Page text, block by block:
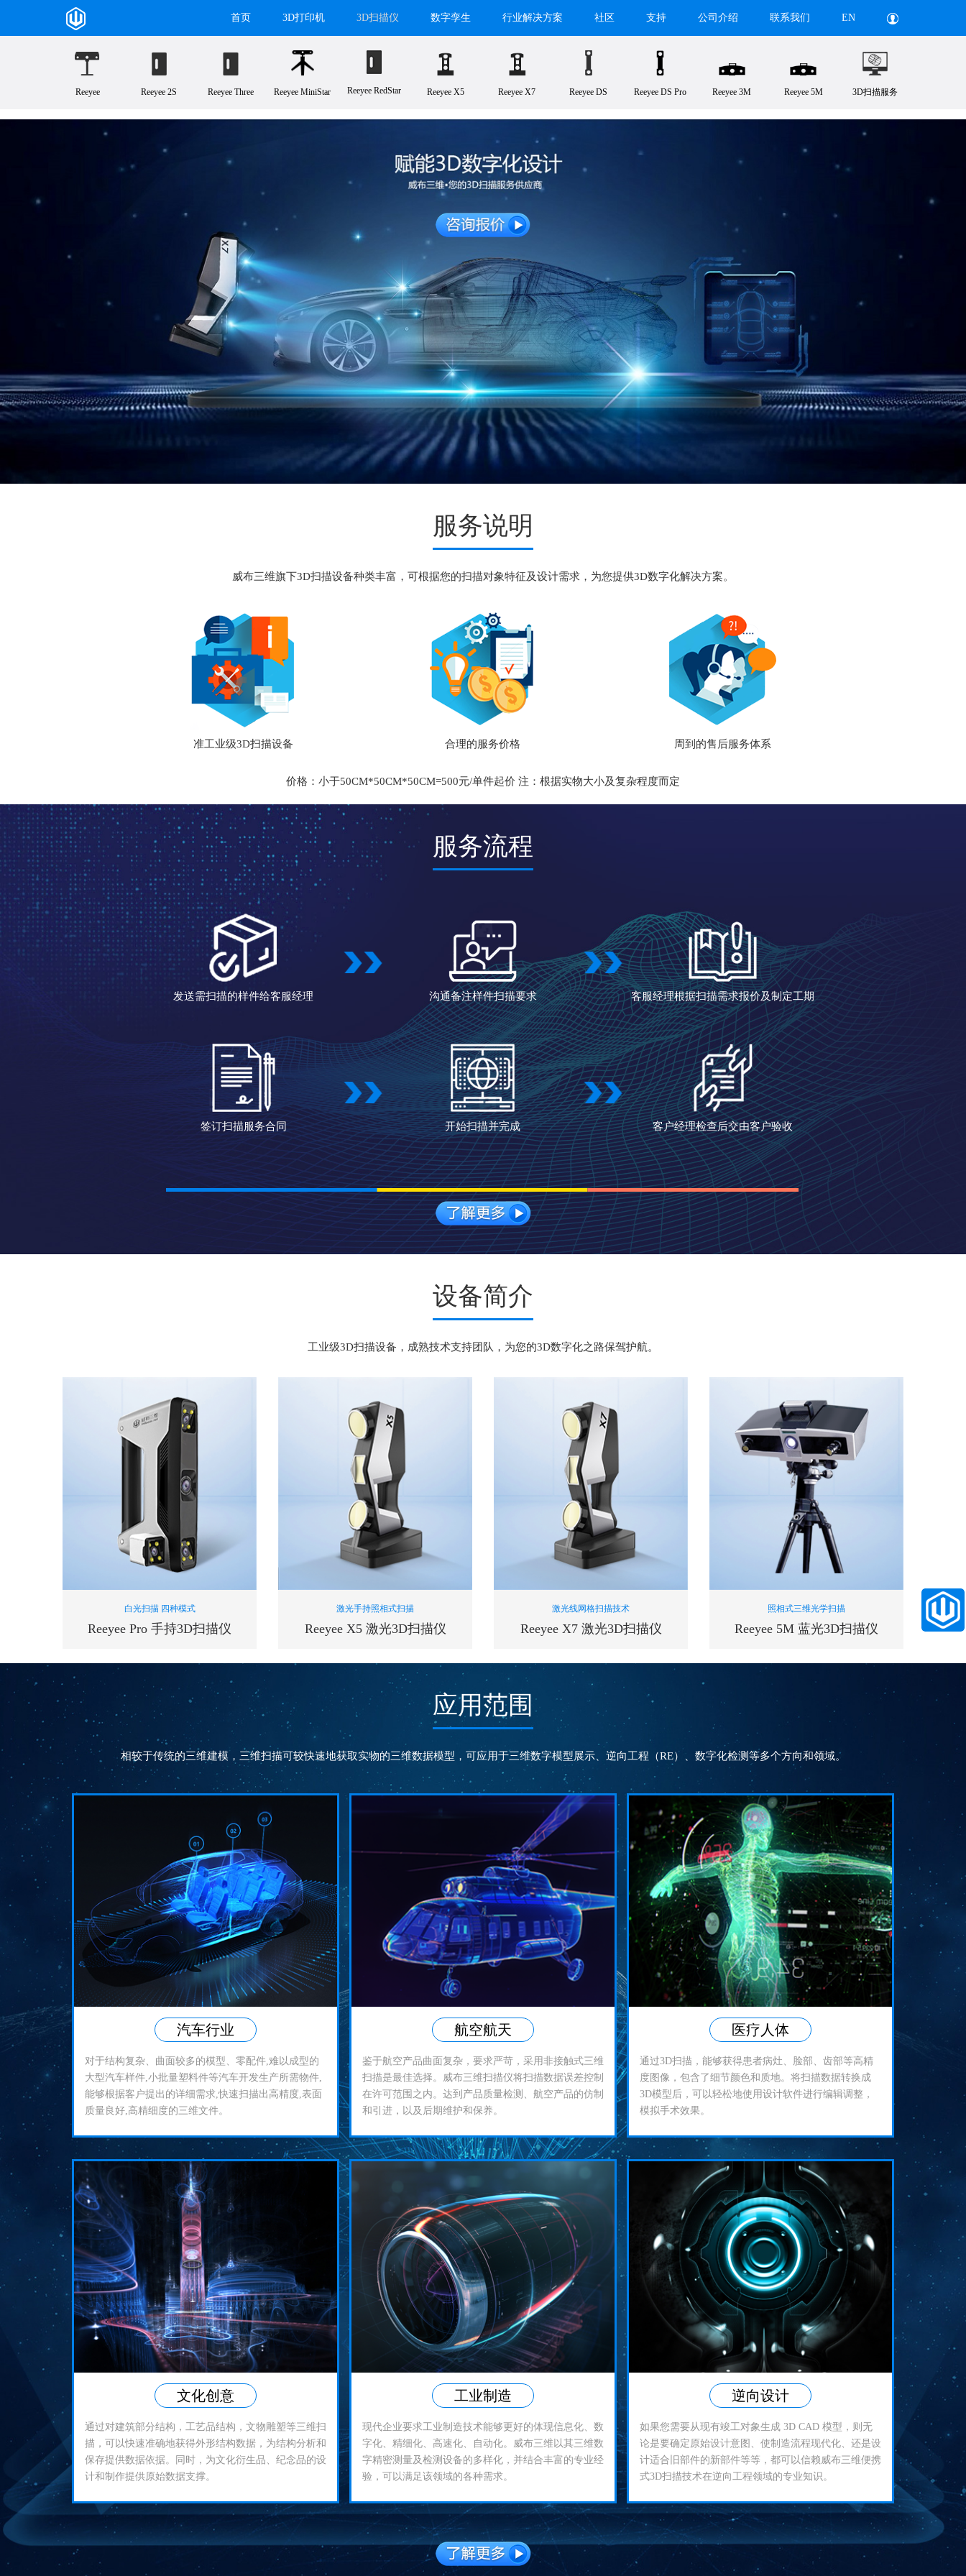
首页 3D打印机 3D扫描仪
Reeyee Reeyee 2S Reeyee Three Reeyee MiniStar Reeyee RedStar Reeyee X5 Reeyee X7 Reeyee DS Reeyee DS Pro Reeyee 3M Reeyee 5M 3D扫描服务
数字孪生 行业解决方案 社区 支持 公司介绍 联系我们 EN
服务说明
威布三维旗下3D扫描设备种类丰富，可根据您的扫描对象特征及设计需求，为您提供3D数字化解决方案。
准工业级3D扫描设备 合理的服务价格 周到的售后服务体系
价格：小于50CM*50CM*50CM=500元/单件起价 注：根据实物大小及复杂程度而定
服务流程
发送需扫描的样件给客服经理 沟通备注样件扫描要求 客服经理根据扫描需求报价及制定工期
签订扫描服务合同 开始扫描并完成 客户经理检查后交由客户验收
设备简介
工业级3D扫描设备，成熟技术支持团队，为您的3D数字化之路保驾护航。
扫描速率
240000
单幅扫描精度
0.05mm
210*150mm
白光扫描 四种模式
Reeyee Pro 手持3D扫描仪
扫描速率
300000 次/秒
测量精度
0.03mm
250*250mm
激光手持照相式扫描
Reeyee X5 激光3D扫描仪
扫描速率
480000
测量精度
0.03mm
帧扫描区域
300*275 mm
激光线网格扫描技术
Reeyee X7 激光3D扫描仪
扫描速度(单幅测量时间)
1.5
测量精度
0.015~0.005mm
相机
5000000像素
照相式三维光学扫描
Reeyee 5M 蓝光3D扫描仪
应用范围
相较于传统的三维建模，三维扫描可较快速地获取实物的三维数据模型，可应用于三维数字模型展示、逆向工程（RE）、数字化检测等多个方向和领域。
汽车行业
对于结构复杂、曲面较多的模型、零配件,难以成型的
大型汽车样件,小批量塑料件等汽车开发生产所需物件,
能够根据客户提出的详细需求,快速扫描出高精度,表面
质量良好,高精细度的三维文件。
航空航天
鉴于航空产品曲面复杂，要求严苛，采用非接触式三维
扫描是最佳选择。威布三维扫描仪将扫描数据误差控制
在许可范围之内。达到产品质量检测、航空产品的仿制
和引进，以及后期维护和保养。
医疗人体
通过3D扫描，能够获得患者病灶、脸部、齿部等高精
度图像，包含了细节颜色和质地。将扫描数据转换成
3D模型后，可以轻松地使用设计软件进行编辑调整，
模拟手术效果。
文化创意
通过对建筑部分结构，工艺品结构，文物雕塑等三维扫
描，可以快速准确地获得外形结构数据，为结构分析和
保存提供数据依据。同时，为文化衍生品、纪念品的设
计和制作提供原始数据支撑。
工业制造
现代企业要求工业制造技术能够更好的体现信息化、数
字化、精细化、高速化、自动化。威布三维以其三维数
字精密测量及检测设备的多样化，并结合丰富的专业经
验，可以满足该领域的各种需求。
逆向设计
如果您需要从现有竣工对象生成 3D CAD 模型，则无
论是要确定原始设计意图、使制造流程现代化、还是设
计适合旧部件的新部件等等，都可以信赖威布三维便携
式3D扫描技术在逆向工程领域的专业知识。